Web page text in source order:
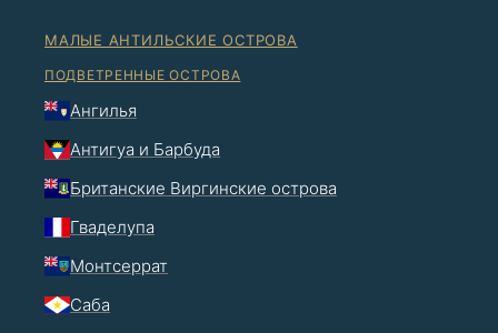
МАЛЫЕ АНТИЛЬСКИЕ ОСТРОВА
ПОДВЕТРЕННЫЕ ОСТРОВА
Ангилья
Антигуа и Барбуда
Британские Виргинские острова
Гваделупа
Монтсеррат
Саба